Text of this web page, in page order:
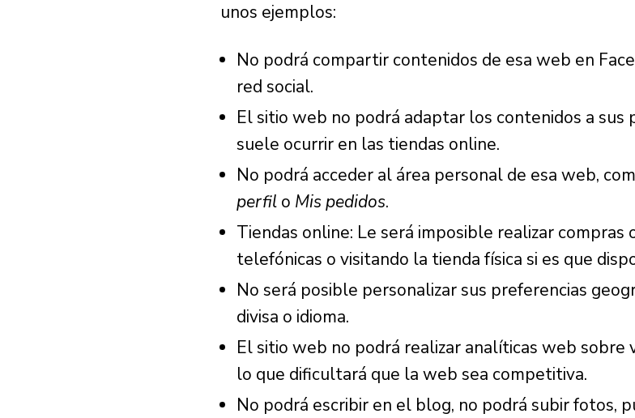
unos ejemplos:
No podrá compartir contenidos de esa web en
red social.
El sitio web no podrá adaptar los contenidos a sus
suele ocurrir en las tiendas online.
No podrá acceder al área personal de esa web,
perfil o Mis pedidos.
Tiendas online: Le será imposible realizar compras
telefónicas o visitando la tienda física si es que
No será posible personalizar sus preferencias
divisa o idioma.
El sitio web no podrá realizar analíticas web
lo que dificultará que la web sea competitiva.
No podrá escribir en el blog, no podrá subir fotos,